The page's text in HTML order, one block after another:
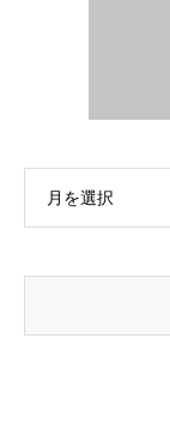
月を選択